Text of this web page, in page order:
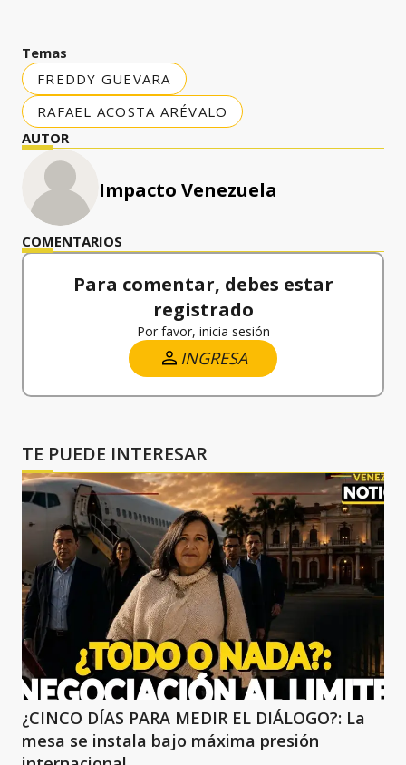
Temas
FREDDY GUEVARA
RAFAEL ACOSTA ARÉVALO
AUTOR
Impacto Venezuela
COMENTARIOS
Para comentar, debes estar
registrado
Por favor, inicia sesión
INGRESA
TE PUEDE INTERESAR
¿CINCO DÍAS PARA MEDIR EL DIÁLOGO?: La
mesa se instala bajo máxima presión